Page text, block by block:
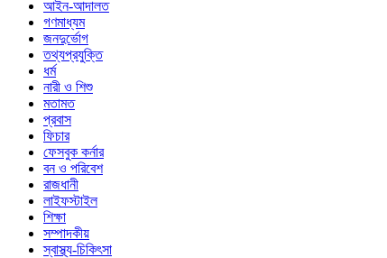
আইন-আদালত
গণমাধ্যম
জনদুর্ভোগ
তথ্যপ্রযুক্তি
ধর্ম
নারী ও শিশু
মতামত
প্রবাস
ফিচার
ফেসবুক কর্নার
বন ও পরিবেশ
রাজধানী
লাইফস্টাইল
শিক্ষা
সম্পাদকীয়
স্বাস্থ্য-চিকিৎসা